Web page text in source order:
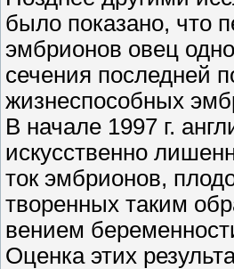
было показано, что
эмбрионов овец
сечения последней
жизнеспособных
В начале 1997 г.
искусственно
ток эмбрионов,
творенных таким
вением
Оценка этих